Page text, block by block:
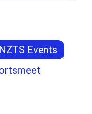
NZTS Events